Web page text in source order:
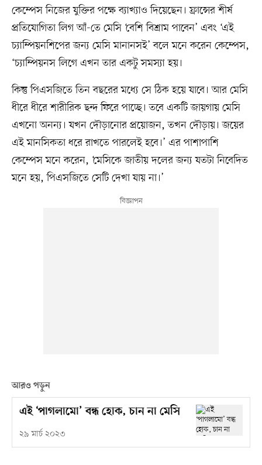
কেম্পেস নিজের যুক্তির পক্ষে ব্যাখ্যাও দিয়েছেন। ফ্রান্সের শীর্ষ
প্রতিযোগিতা লিগ আঁ-তে মেসি ‘বেশি বিশ্রাম পাবেন’ এবং ‘এই
চ্যাম্পিয়নশিপের জন্য মেসি মানানসই’ বলে মনে করেন কেম্পেস,
‘চ্যাম্পিয়নস লিগে এখন তার একটু সমস্যা হয়।
কিন্তু পিএসজিতে তিন বছরের মধ্যে সে ঠিক হয়ে যাবে। আর মেসি
ধীরে ধীরে শারীরিক ছন্দ ফিরে পাচ্ছে। তবে একটি জায়গায় মেসি
এখনো অনন্য। যখন দৌড়ানোর প্রয়োজন, তখন দৌড়ায়। জয়ের
এই মানসিকতা ধরে রাখতে পারলেই হবে।’ এর পাশাপাশি
কেম্পেস মনে করেন, ‘মেসিকে জাতীয় দলের জন্য যতটা নিবেদিত
মনে হয়, পিএসজিতে সেটি দেখা যায় না।’
আরও পড়ুন
এই ‘পাগলামো’ বন্ধ হোক, চান না মেসি
২৯ মার্চ ২০২৩